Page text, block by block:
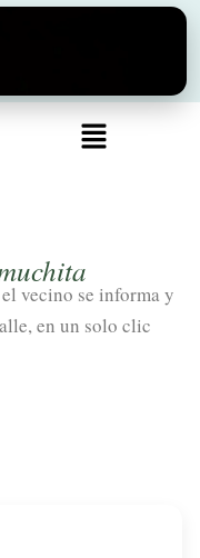
Menú
vecino se informa y
en un solo clic